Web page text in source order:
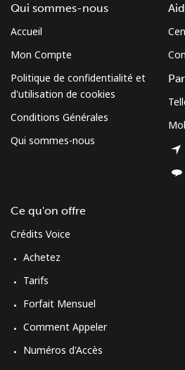
Qui sommes-nous
Accueil
Mon Compte
Politique de confidentialité et
d'utilisation de cookies
Conditions Générales
Qui sommes-nous
Ce qu'on offre
Crédits Voice
Achetez
Tarifs
Forfait Mensuel
Comment Appeler
Numéros d'Accès